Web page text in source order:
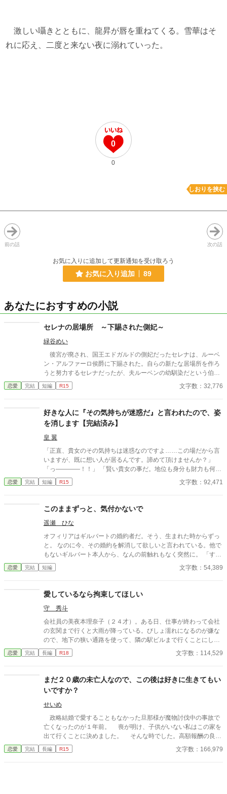
激しい囁きとともに、龍昇が唇を重ねてくる。雪華はそ
れに応え、二度と来ない夜に溺れていった。
0
0
しおりを挟む
前の話 次の話
お気に入りに追加して更新通知を受け取ろう
お気に入り追加 89
あなたにおすすめの小説
セレナの居場所 ～下賜された側妃～
緑谷めい
後宮が廃され、国王エドガルドの側妃だったセレナは、ルーベ
ン・アルファーロ侯爵に下賜された。自らの新たな居場所を作ろ
うと努力するセレナだったが、夫ルーベンの幼馴染だという伯爵
家令嬢クラーラが頻繁に屋敷を訪れることに違和感を覚える。
恋愛 完結 短編 R15 文字数：32,776
好きな人に『その気持ちが迷惑だ』と言われたので、姿
を消します【完結済み】
皇 翼
「正直、貴女のその気持ちは迷惑なのですよ……この場だから言
いますが、既に想い人が居るんです。諦めて頂けませんか？」
「っ――――！！」 「賢い貴女の事だ。地位も身分も財力も何も
かもが貴女にとっては高嶺の花だと元々分かっていたのでしょ
う？そんな感情を持っているだけ時間が無駄だと思いません
に想い人がいる。気持ちが迷惑。諦めろ。時間の無駄。彼は止ま
らず話し続ける。彼が口を開く度に、まるで弾丸のように心を抉
っていった。 ＊＊＊＊＊＊ ・執筆時間空けてしまった間に途中過
程が気に食わなくなったので、設定などを少し変えて改稿してい
ます。
恋愛 完結 短編 R15 文字数：92,471
このままずっと、気付かないで
遥瀬 ひな
オフィリアはギルバートの婚約者だ。そう、生まれた時からずっ
と。 なのに今、その婚約を解消して欲しいと言われている。他で
もないギルバート本人から、なんの前触れもなく突然に。 「すま
ない、オフィリア。」 「畏まりました、王太子殿下。」 そう答え
るしかない、わたくし。それ以外の答えなど求められてはいない
恋愛 完結 短編 文字数：54,389
愛しているなら拘束してほしい
守 秀斗
会社員の美夜本理奈子（２４才）。ある日、仕事が終わって会社
の玄関まで行くと大雨が降っている。びしょ濡れになるのが嫌な
ので、地下の狭い通路を使って、隣の駅ビルまで行くことにし
た。すると、途中の部屋でいかがわしい行為をしている二人の男
女を見てしまうのだが……。
恋愛 完結 長編 R18 文字数：114,529
まだ２０歳の未亡人なので、この後は好きに生きてもい
いですか？
せいめ
政略結婚で愛することもなかった旦那様が魔物討伐中の事故で
亡くなったのが１年前。 喪が明け、子供がいない私はこの家を
出て行くことに決めました。 そんな時でした。高額報酬の良い
仕事があると声を掛けて頂いたのです。 その仕事内容とは高貴
な身分の方の閨指導のようでした。非常に悩みましたが、家を出
恋愛 完結 長編 R15 文字数：166,979